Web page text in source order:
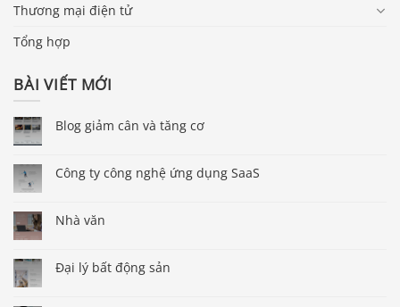
Thương mại điện tử
Tổng hợp
BÀI VIẾT MỚI
Blog giảm cân và tăng cơ
Công ty công nghệ ứng dụng SaaS
Nhà văn
Đại lý bất động sản